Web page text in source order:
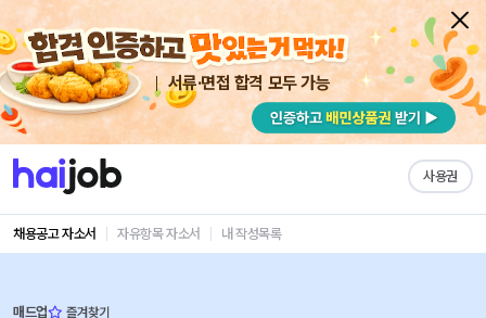
서류·면접 합격 모두 가능
사용권
채용공고 자소서 자유항목 자소서 내 작성목록
매드업 즐겨찾기